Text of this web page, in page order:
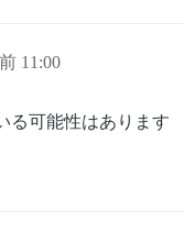
11:00
る可能性はあります